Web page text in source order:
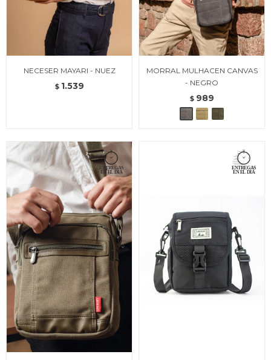
NECESER MAYARI - NUEZ
$ 1.539
MORRAL MULHACEN CANVAS
- NEGRO
$ 989